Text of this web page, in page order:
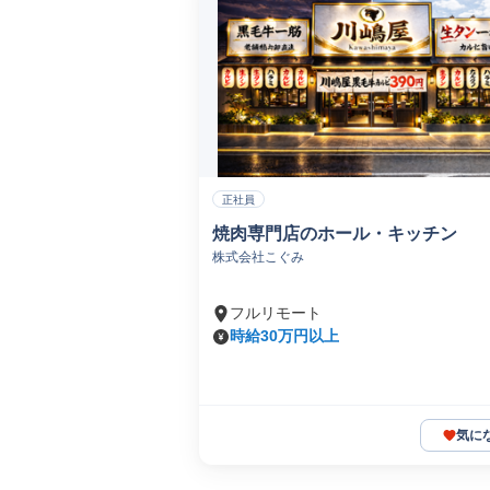
正社員
焼肉専門店のホール・キッチン
株式会社こぐみ
フルリモート
時給30万円以上
気に